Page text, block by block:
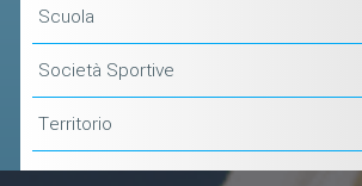
Scuola
Società Sportive
Territorio
CLASSIFICHE